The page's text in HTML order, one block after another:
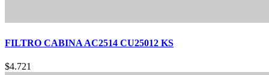
FILTRO CABINA AC2514 CU25012 KS
$4.721